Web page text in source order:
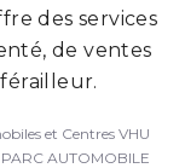
des services
de ventes
et Centres VHU
AUTOMOBILE